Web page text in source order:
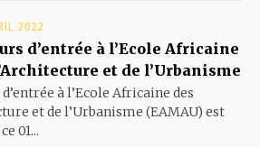
2022
d’entrée à l’Ecole Africaine
et de l’Urbanisme
à l’Ecole Africaine des
et de l’Urbanisme (EAMAU) est
01...